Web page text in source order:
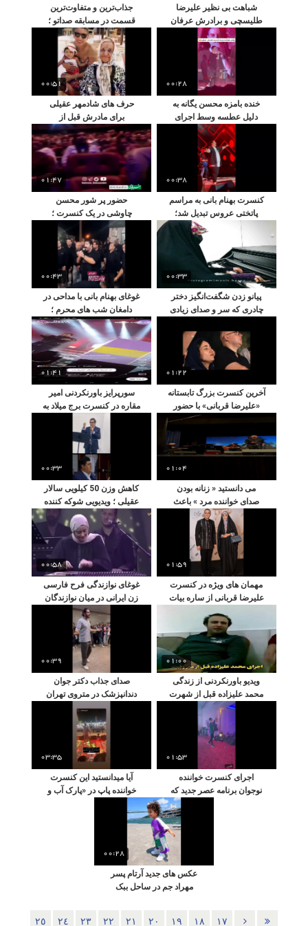
شباهت بی نظیر علیرضا
طلیسچی و برادرش عرفان
که عاشقانه دوستش دارد
جذاب‌ترین و متفاوت‌ترین
قسمت در مسابقه صداتو ؛
شرکت کننده به یاد پدرش
خواند
00:28
خنده بامزه محسن یگانه به
دلیل عطسه وسط اجرای
آهنگ در کنسرت
00:51
حرف های شادمهر عقیلی
برای مادرش قبل از
درگذشتش
00:38
کنسرت بهنام بانی به مراسم
پاتختی عروس تبدیل شد؛
ببینید تا باور کنید
01:47
حضور پر شور محسن
چاوشی در یک کنسرت ؛
سالن رو هوا رفت
00:33
پیانو زدن شگفت‌انگیز دختر
چادری که سر و صدای زیادی
00:43
غوغای بهنام بانی با مداحی در
دامغان شب های محرم ؛
کسی باورش نمی شد
01:22
آخرین کنسرت بزرگ تابستانه
«علیرضا قربانی» با حضور
01:41
سورپرایز باورنکردنی امیر
مقاره در کنسرت برج میلاد به
مناسبت تولد رهام
01:04
می دانستید « زنانه‌ بودن
صدای خواننده مرد » باعث
لغو کنسرتش شد ؟
00:33
کاهش وزن 50 کیلویی سالار
عقیلی ؛ ویدیویی شوکه کننده
قبل و بعد از لاغری ایشان
01:59
مهمان های ویژه در کنسرت
علیرضا قربانی از ساره بیات
تا همسر سروش صحت
00:58
غوغای نوازندگی فرح فارسی
زن ایرانی در میان نوازندگان
مرد عرب زبان
01:00
ویدیو باورنکردنی از زندگی
محمد علیزاده قبل از شهرت
و کاشت مو
00:39
صدای جذاب دکتر جوان
دندانپزشک در متروی تهران
که همه را مبهوت کرد
01:53
اجرای کنسرت خواننده
نوجوان برنامه عصر جدید که
03:35
آیا میدانستید این کنسرت
خواننده پاپ در «پارک آب و
00:28
عکس های جدید آرتام پسر
مهراد جم در ساحل ببک
١٧ ١٨ ١٩ ٢٠ ٢١ ٢٢ ٢٣ ٢٤ ٢٥